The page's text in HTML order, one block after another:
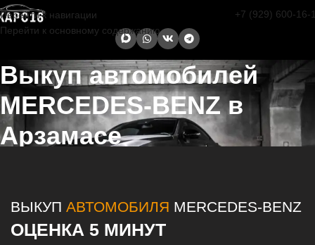
Перейти к навигации
Перейти к основному содержанию
+7 (929) 600-16-
Выкуп автомобилей
MERCEDES-BENZ в
Арзамасе
ВЫКУП АВТОМОБИЛЯ MERCEDES-BENZ
ОЦЕНКА 5 МИНУТ